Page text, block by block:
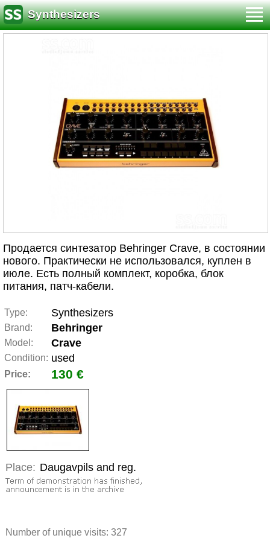
Synthesizers
Продается синтезатор Behringer Crave, в состоянии
нового. Практически не использовался, куплен в
июле. Есть полный комплект, коробка, блок
питания, патч-кабели.
Type: Synthesizers
Brand: Behringer
Model: Crave
Condition: used
Price: 130 €
Place: Daugavpils and reg.
Number of unique visits: 327